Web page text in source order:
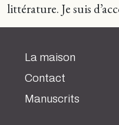
littérature. Je suis
La maison
Contact
Manuscrits